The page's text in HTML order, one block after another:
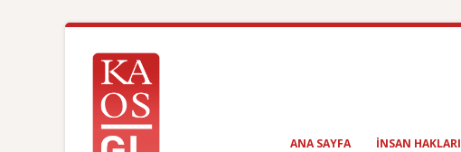
ANA SAYFA INSAN HAKLARI